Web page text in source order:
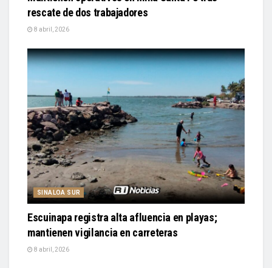
rescate de dos trabajadores
8 abril, 2026
SINALOA SUR
Escuinapa registra alta afluencia en playas;
mantienen vigilancia en carreteras
8 abril, 2026